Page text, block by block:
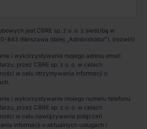
jest CBRE sp. z o. o. z siedzibą w
843 Warszawa (dalej „Administrator”).
i wykorzystywanie mojego adresu email
przez CBRE sp. z o. o. w celach
w celu otrzymywania informacji o
i wykorzystywanie mojego numeru telefonu
przez CBRE sp. z o. o. w celach
w celu nawiązywania połączeń
informacji o aktualnych usługach i